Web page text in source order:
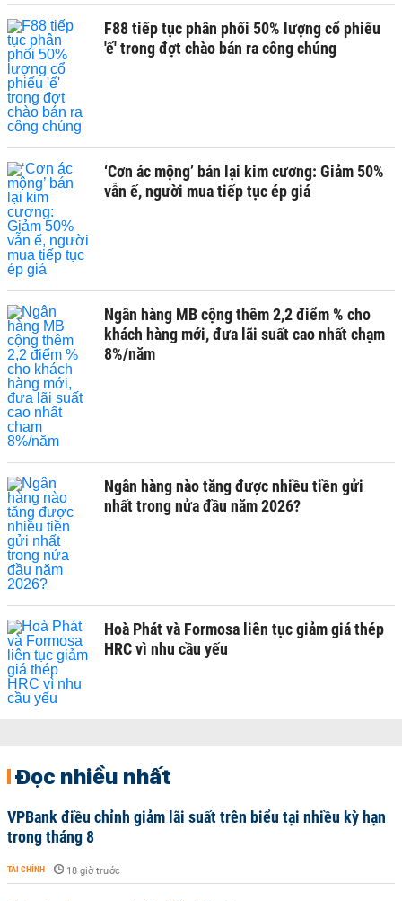
F88 tiếp tục phân phối 50% lượng cổ phiếu
'ế' trong đợt chào bán ra công chúng
‘Cơn ác mộng’ bán lại kim cương: Giảm 50%
vẫn ế, người mua tiếp tục ép giá
Ngân hàng MB cộng thêm 2,2 điểm % cho
khách hàng mới, đưa lãi suất cao nhất chạm
8%/năm
Ngân hàng nào tăng được nhiều tiền gửi
nhất trong nửa đầu năm 2026?
Hoà Phát và Formosa liên tục giảm giá thép
HRC vì nhu cầu yếu
Đọc nhiều nhất
VPBank điều chỉnh giảm lãi suất trên biểu tại nhiều kỳ hạn
trong tháng 8
TÀI CHÍNH - 18 giờ trước